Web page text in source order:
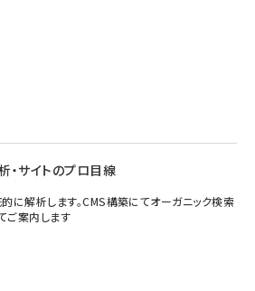
・サイトのプロ目線
に解析します。CMS構築にてオーガニック検索
ご案内します